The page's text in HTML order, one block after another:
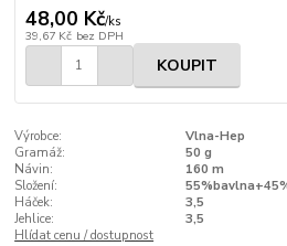
48,00 Kč/ks
39,67 Kč bez DPH
KOUPIT
Výrobce:
Vlna-Hep
Gramáž:
50 g
Návin:
160 m
Složení:
Háček:
3,5
Jehlice:
3,5
Hlídat cenu / dostupnost